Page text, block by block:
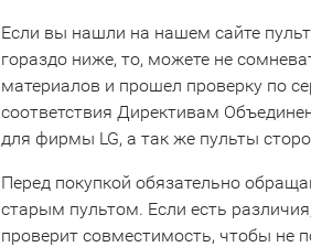
Если вы нашли на нашем сайте
гораздо ниже, то, можете не
материалов и прошел проверку по
соответствия Директивам
для фирмы LG, а так же пульты
Перед покупкой обязательно
старым пультом. Если есть
проверит совместимость, чтобы не